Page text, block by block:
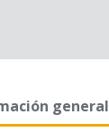
general